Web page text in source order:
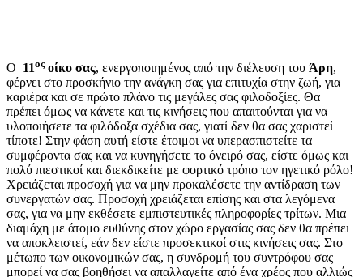
Ο 11οςοίκο σας, ενεργοποιημένος από την διέλευση του Άρη,
φέρνει στο προσκήνιο την ανάγκη σας για επιτυχία στην ζωή, για
καριέρα και σε πρώτο πλάνο τις μεγάλες σας φιλοδοξίες. Θα
πρέπει όμως να κάνετε και τις κινήσεις που απαιτούνται για να
υλοποιήσετε τα φιλόδοξα σχέδια σας, γιατί δεν θα σας χαριστεί
τίποτε! Στην φάση αυτή είστε έτοιμοι να υπερασπιστείτε τα
συμφέροντα σας και να κυνηγήσετε το όνειρό σας, είστε όμως και
πολύ πιεστικοί και διεκδικείτε με φορτικό τρόπο τον ηγετικό ρόλο!
Χρειάζεται προσοχή για να μην προκαλέσετε την αντίδραση των
συνεργατών σας. Προσοχή χρειάζεται επίσης και στα λεγόμενα
σας, για να μην εκθέσετε εμπιστευτικές πληροφορίες τρίτων. Μια
διαμάχη με άτομο ευθύνης στον χώρο εργασίας σας δεν θα πρέπει
να αποκλειστεί, εάν δεν είστε προσεκτικοί στις κινήσεις σας. Στο
μέτωπο των οικονομικών σας, η συνδρομή του συντρόφου σας
μπορεί να σας βοηθήσει να απαλλαγείτε από ένα χρέος που αλλιώς